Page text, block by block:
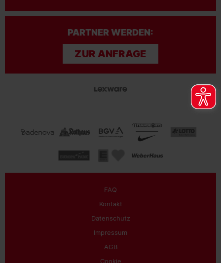
PARTNER WERDEN:
ZUR ANFRAGE
FAQ
Kontakt
Datenschutz
Impressum
AGB
Cookie